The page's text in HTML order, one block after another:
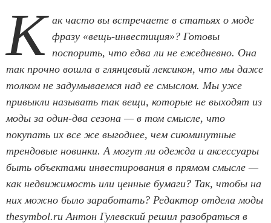
К ак часто вы встречаете в статьях о моде
фразу «вещь-инвестиция»? Готовы
поспорить, что едва ли не ежедневно. Она
так прочно вошла в глянцевый лексикон, что мы даже
толком не задумываемся над ее смыслом. Мы уже
привыкли называть так вещи, которые не выходят из
моды за один-два сезона — в том смысле, что
покупать их все же выгоднее, чем сиюминутные
трендовые новинки. А могут ли одежда и аксессуары
быть объектами инвестирования в прямом смысле —
как недвижимость или ценные бумаги? Так, чтобы на
них можно было заработать? Редактор отдела моды
thesymbol.ru Антон Гулевский решил разобраться в